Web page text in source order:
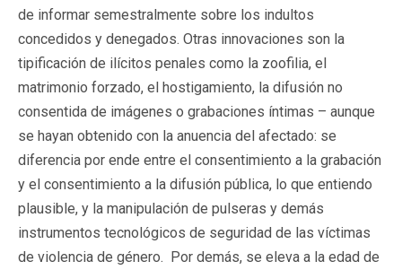
de informar semestralmente sobre los indultos
concedidos y denegados. Otras innovaciones son la
tipificación de ilícitos penales como la zoofilia, el
matrimonio forzado, el hostigamiento, la difusión no
consentida de imágenes o grabaciones íntimas – aunque
se hayan obtenido con la anuencia del afectado: se
diferencia por ende entre el consentimiento a la grabación
y el consentimiento a la difusión pública, lo que entiendo
plausible, y la manipulación de pulseras y demás
instrumentos tecnológicos de seguridad de las víctimas
de violencia de género. Por demás, se eleva a la edad de